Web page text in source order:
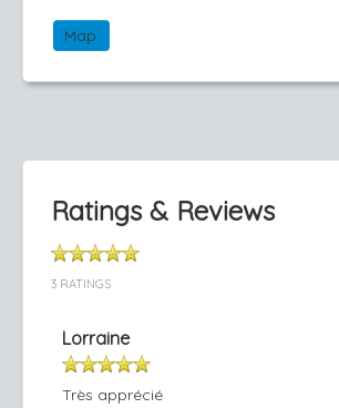
Map
Ratings & Reviews
3 RATINGS
Lorraine
Très apprécié